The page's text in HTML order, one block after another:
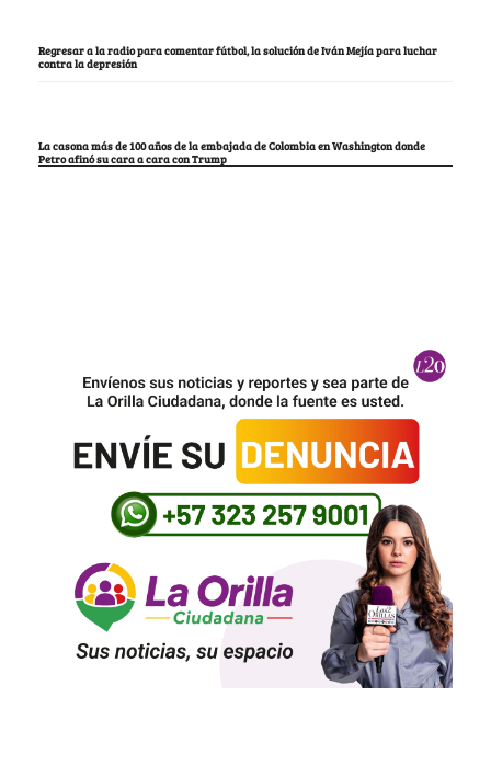
Regresar a la radio para comentar fútbol, la solución de Iván Mejía para luchar
contra la depresión
La casona más de 100 años de la embajada de Colombia en Washington donde
Petro afinó su cara a cara con Trump